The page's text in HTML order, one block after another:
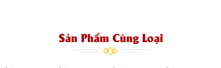
Sản Phẩm Cùng Loại